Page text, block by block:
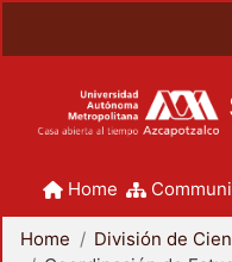
Home
Home